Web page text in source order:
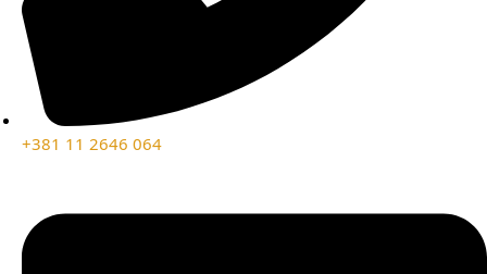
+381 11 2646 064